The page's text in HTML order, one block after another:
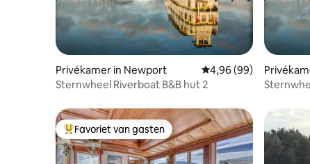
Privékamer in Newport Gemiddelde
4,96 (99)
Sternwheel Riverboat B&B hut 2
Topfavoriet van gasten
Favoriet van gasten